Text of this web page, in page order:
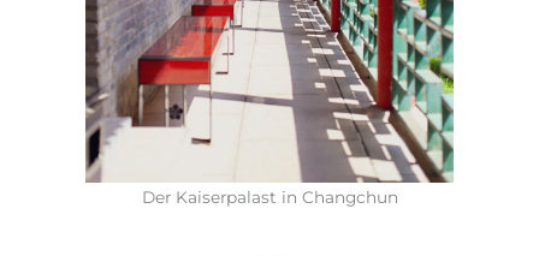
Der Kaiserpalast in Changchun